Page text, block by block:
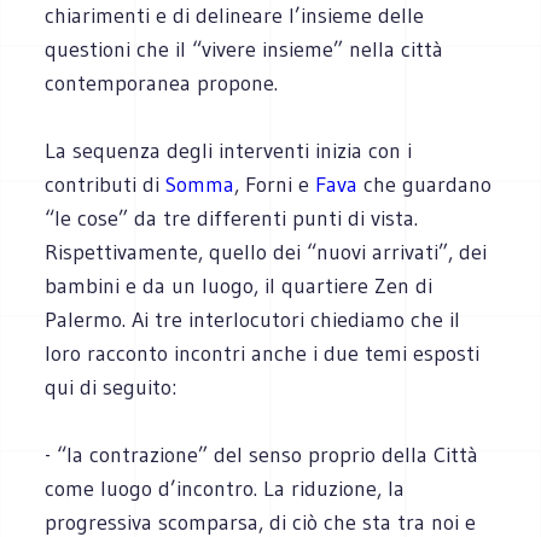
chiarimenti e di delineare l’insieme delle
questioni che il “vivere insieme” nella città
contemporanea propone.
La sequenza degli interventi inizia con i
contributi diSomma, Forni e Fava che guardano
“le cose” da tre differenti punti di vista.
Rispettivamente, quello dei “nuovi arrivati”, dei
bambini e da un luogo, il quartiere Zen di
Palermo. Ai tre interlocutori chiediamo che il
loro racconto incontri anche i due temi esposti
qui di seguito:
- “la contrazione” del senso proprio della Città
come luogo d’incontro. La riduzione, la
progressiva scomparsa, di ciò che sta tra noi e